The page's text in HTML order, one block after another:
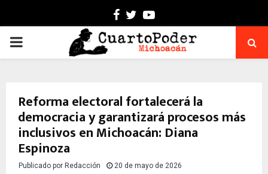
Facebook
TwitterYoutube
PRIMARY
Reforma electoral fortalecerá la
democracia y garantizará procesos más
inclusivos en Michoacán: Diana
Espinoza
Publicado por Redacción 20 de mayo de 2026